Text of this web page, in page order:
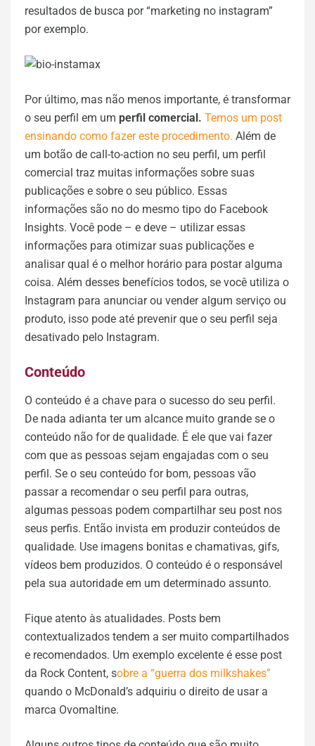
resultados de busca por “marketing no instagram”
por exemplo.
Por último, mas não menos importante, é transformar
o seu perfil em um perfil comercial. Temos um post
ensinando como fazer este procedimento. Além de
um botão de call-to-action no seu perfil, um perfil
comercial traz muitas informações sobre suas
publicações e sobre o seu público. Essas
informações são no do mesmo tipo do Facebook
Insights. Você pode – e deve – utilizar essas
informações para otimizar suas publicações e
analisar qual é o melhor horário para postar alguma
coisa. Além desses benefícios todos, se você utiliza o
Instagram para anunciar ou vender algum serviço ou
produto, isso pode até prevenir que o seu perfil seja
desativado pelo Instagram.
Conteúdo
O conteúdo é a chave para o sucesso do seu perfil.
De nada adianta ter um alcance muito grande se o
conteúdo não for de qualidade. É ele que vai fazer
com que as pessoas sejam engajadas com o seu
perfil. Se o seu conteúdo for bom, pessoas vão
passar a recomendar o seu perfil para outras,
algumas pessoas podem compartilhar seu post nos
seus perfis. Então invista em produzir conteúdos de
qualidade. Use imagens bonitas e chamativas, gifs,
vídeos bem produzidos. O conteúdo é o responsável
pela sua autoridade em um determinado assunto.
Fique atento às atualidades. Posts bem
contextualizados tendem a ser muito compartilhados
e recomendados. Um exemplo excelente é esse post
da Rock Content, sobre a “guerra dos milkshakes”
quando o McDonald’s adquiriu o direito de usar a
marca Ovomaltine.